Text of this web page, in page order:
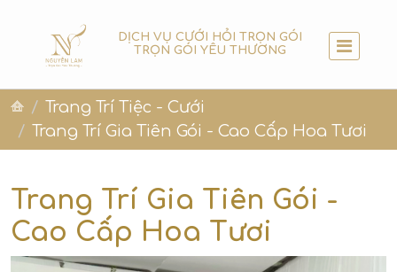
DỊCH VỤ CƯỚI HỎI TRỌN GÓI
TRỌN GÓI YÊU THƯƠNG
Trang Trí Tiệc - Cưới
Trang Trí Gia Tiên Gói - Cao Cấp Hoa Tươi
Trang Trí Gia Tiên Gói -
Cao Cấp Hoa Tươi